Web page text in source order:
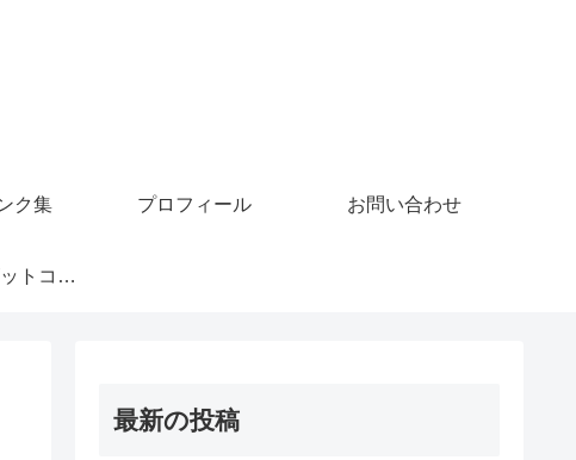
ク集 プロフィール お問い合わせ
GoMiningでビットコインを稼ぐ
最新の投稿